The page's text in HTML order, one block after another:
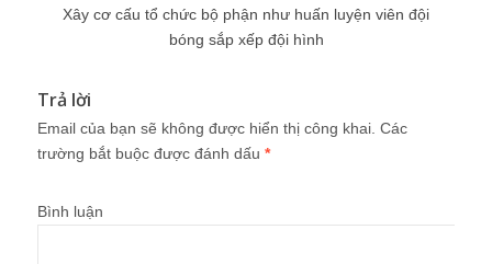
Xây cơ cấu tổ chức bộ phận như huấn luyện viên đội
bóng sắp xếp đội hình
Trả lời
Email của bạn sẽ không được hiển thị công khai. Các
trường bắt buộc được đánh dấu *
Bình luận